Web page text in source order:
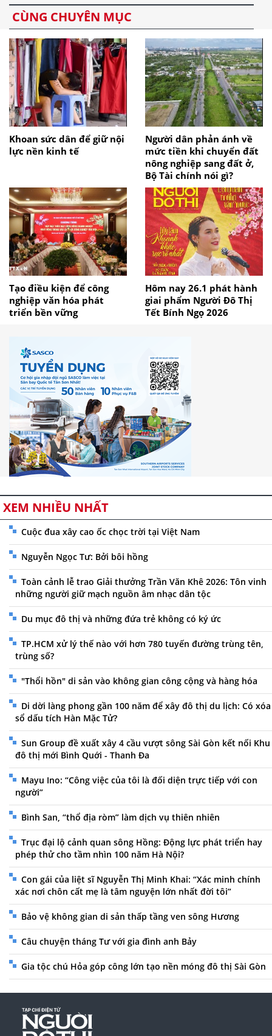
CÙNG CHUYÊN MỤC
Khoan sức dân để giữ nội
lực nền kinh tế
Người dân phản ánh về
mức tiền khi chuyển đất
nông nghiệp sang đất ở,
Bộ Tài chính nói gì?
Tạo điều kiện để công
nghiệp văn hóa phát
triển bền vững
Hôm nay 26.1 phát hành
giai phẩm Người Đô Thị
Tết Bính Ngọ 2026
XEM NHIỀU NHẤT
Cuộc đua xây cao ốc chọc trời tại Việt Nam
Nguyễn Ngọc Tư: Bởi bôi hồng
Toàn cảnh lễ trao Giải thưởng Trần Văn Khê 2026: Tôn vinh
những người giữ mạch nguồn âm nhạc dân tộc
Du mục đô thị và những đứa trẻ không có ký ức
TP.HCM xử lý thế nào với hơn 780 tuyến đường trùng tên,
trùng số?
"Thổi hồn" di sản vào không gian công cộng và hàng hóa
Di dời làng phong gần 100 năm để xây đô thị du lịch: Có xóa
sổ dấu tích Hàn Mặc Tử?
Sun Group đề xuất xây 4 cầu vượt sông Sài Gòn kết nối Khu
đô thị mới Bình Quới - Thanh Đa
Mayu Ino: “Công việc của tôi là đối diện trực tiếp với con
người”
Bình San, “thổ địa ròm” làm dịch vụ thiên nhiên
Trục đại lộ cảnh quan sông Hồng: Động lực phát triển hay
phép thử cho tầm nhìn 100 năm Hà Nội?
Con gái của liệt sĩ Nguyễn Thị Minh Khai: “Xác minh chính
xác nơi chôn cất mẹ là tâm nguyện lớn nhất đời tôi”
Bảo vệ không gian di sản thấp tầng ven sông Hương
Câu chuyện tháng Tư với gia đình anh Bảy
Gia tộc chú Hỏa góp công lớn tạo nền móng đô thị Sài Gòn